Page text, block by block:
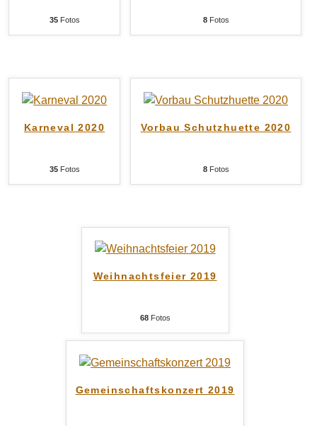
35Fotos 8Fotos
Karneval 2020
35Fotos
Vorbau Schutzhuette 2020
8Fotos
Weihnachtsfeier 2019
68Fotos
Gemeinschaftskonzert 2019